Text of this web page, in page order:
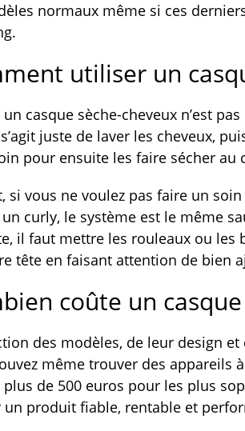
normaux même si ces
utiliser un
casque sèche-cheveux n’est
juste de laver les cheveux,
pour ensuite les faire sécher au
si vous ne voulez pas faire un
curly, le système est le même
il faut mettre les rouleaux ou les
tête en faisant attention de bien
coûte un
des modèles, de leur design
même trouver des appareils
plus de 500 euros pour les plus
un produit fiable, rentable et